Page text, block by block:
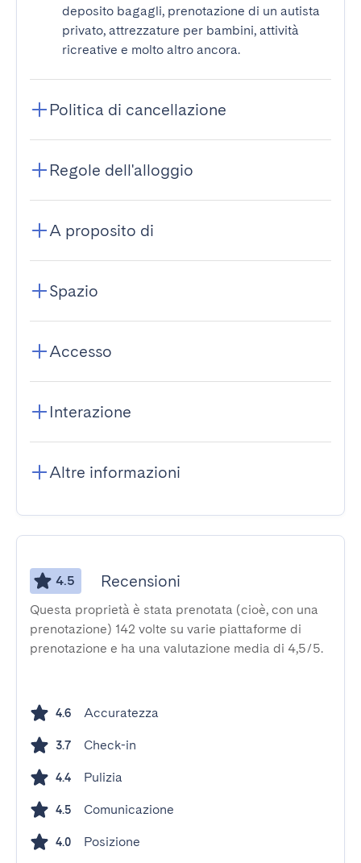
deposito bagagli, prenotazione di un autista
privato, attrezzature per bambini, attività
ricreative e molto altro ancora.
Politica di cancellazione
Regole dell'alloggio
A proposito di
Spazio
Accesso
Interazione
Altre informazioni
4.5 Recensioni
Questa proprietà è stata prenotata (cioè, con una
prenotazione) 142 volte su varie piattaforme di
prenotazione e ha una valutazione media di 4,5/5.
4.6 Accuratezza
3.7 Check-in
4.4 Pulizia
4.5 Comunicazione
4.0 Posizione